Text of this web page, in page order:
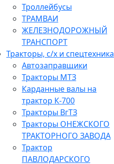
Троллейбусы
ТРАМВАИ
ЖЕЛЕЗНОДОРОЖНЫЙ
ТРАНСПОРТ
Тракторы, с/x и спецтехника
Автозаправщики
Тракторы МТЗ
Карданные валы на
трактор К-700
Тракторы ВгТЗ
Тракторы ОНЕЖСКОГО
ТРАКТОРНОГО ЗАВОДА
Трактор
ПАВЛОДАРСКОГО